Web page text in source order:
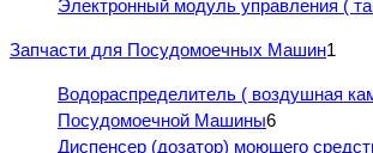
Электронный модуль управления (
Запчасти для Посудомоечных Машин1
Водораспределитель ( воздушная
Посудомоечной Машины6
Диспенсер (дозатор) моющего